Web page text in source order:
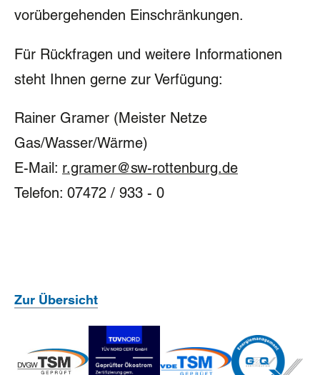
vorübergehenden Einschränkungen.
Für Rückfragen und weitere Informationen
steht Ihnen gerne zur Verfügung:
Rainer Gramer (Meister Netze
Gas/Wasser/Wärme)
E-Mail: r.gramer@sw-rottenburg.de
Telefon: 07472 / 933 - 0
Zur Übersicht